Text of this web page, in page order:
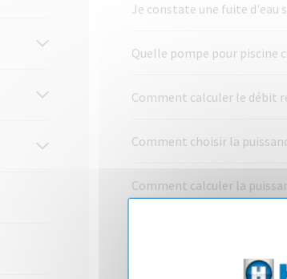
Je constate une fuite d'eau
Quelle pompe pour piscine
Comment calculer le débit
Comment choisir la
Comment calculer la